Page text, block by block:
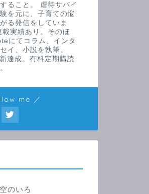
ること。 虐待サバイ
を元に、子育ての悩
る発信をしていま
実績あり。そのほ
にてコラム、インタ
イ、小説を執筆。
達成。有料定期購読
me ／
のいろ